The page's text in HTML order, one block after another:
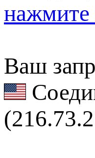
нажмите
Ваш